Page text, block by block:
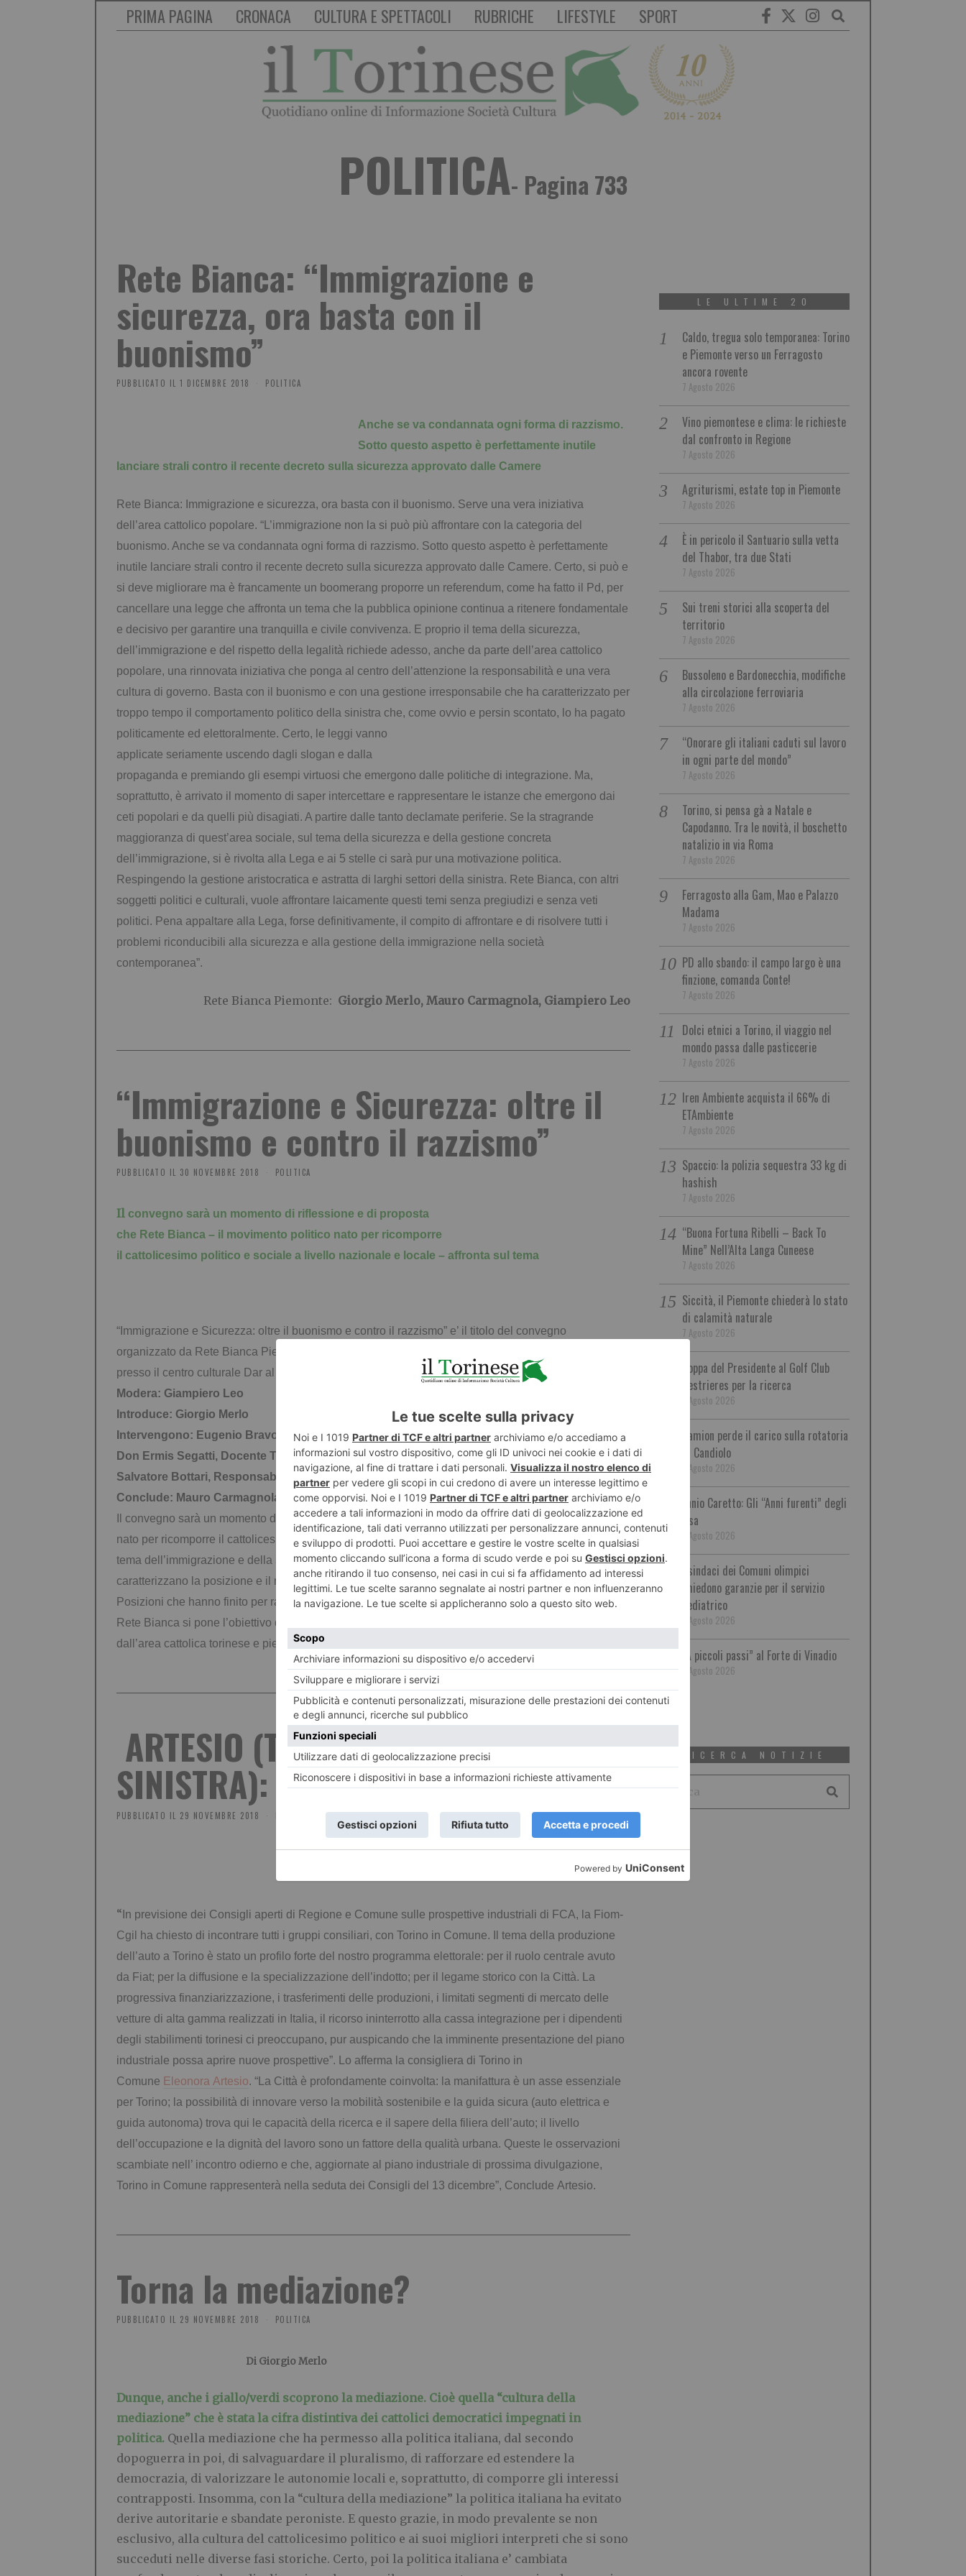
PRIMA PAGINA CRONACA CULTURA E SPETTACOLI RUBRICHE LIFESTYLE SPORT
POLITICA- Pagina 733
Rete Bianca: “Immigrazione e
sicurezza, ora basta con il
buonismo”
PUBBLICATO IL 1 DICEMBRE 2018 POLITICA
Anche se va condannata ogni forma di razzismo.
Sotto questo aspetto è perfettamente inutile
lanciare strali contro il recente decreto sulla sicurezza approvato dalle Camere
Rete Bianca: Immigrazione e sicurezza, ora basta con il buonismo. Serve una vera iniziativa
dell’area cattolico popolare. “L’immigrazione non la si può più affrontare con la categoria del
buonismo. Anche se va condannata ogni forma di razzismo. Sotto questo aspetto è perfettamente
inutile lanciare strali contro il recente decreto sulla sicurezza approvato dalle Camere. Certo, si può e
si deve migliorare ma è francamente un boomerang proporre un referendum, come ha fatto il Pd, per
cancellare una legge che affronta un tema che la pubblica opinione continua a ritenere fondamentale
e decisivo per garantire una tranquilla e civile convivenza. E proprio il tema della sicurezza,
dell’immigrazione e del rispetto della legalità richiede adesso, anche da parte dell’area cattolico
popolare, una rinnovata iniziativa che ponga al centro dell’attenzione la responsabilità e una vera
cultura di governo. Basta con il buonismo e con una gestione irresponsabile che ha caratterizzato per
troppo tempo il comportamento politico della sinistra che, come ovvio e persin scontato, lo ha pagato
politicamente ed elettoralmente. Certo, le leggi vanno
applicate seriamente uscendo dagli slogan e dalla
propaganda e premiando gli esempi virtuosi che emergono dalle politiche di integrazione. Ma,
soprattutto, è arrivato il momento di saper intercettare e rappresentare le istanze che emergono dai
ceti popolari e da quelli più disagiati. A partire dalle tanto declamate periferie. Se la stragrande
maggioranza di quest’area sociale, sul tema della sicurezza e della gestione concreta
dell’immigrazione, si è rivolta alla Lega e ai 5 stelle ci sarà pur una motivazione politica.
Respingendo la gestione aristocratica e astratta di larghi settori della sinistra. Rete Bianca, con altri
soggetti politici e culturali, vuole affrontare laicamente questi temi senza pregiudizi e senza veti
politici. Pena appaltare alla Lega, forse definitivamente, il compito di affrontare e di risolvere tutti i
problemi riconducibili alla sicurezza e alla gestione della immigrazione nella società
contemporanea”.
Rete Bianca Piemonte: Giorgio Merlo, Mauro Carmagnola, Giampiero Leo
“Immigrazione e Sicurezza: oltre il
buonismo e contro il razzismo”
PUBBLICATO IL 30 NOVEMBRE 2018 POLITICA
Il convegno sarà un momento di riflessione e di proposta
che Rete Bianca – il movimento politico nato per ricomporre
il cattolicesimo politico e sociale a livello nazionale e locale – affronta sul tema
“Immigrazione e Sicurezza: oltre il buonismo e contro il razzismo” e’ il titolo del convegno
organizzato da Rete Bianca Piemonte che si terrà sabato 1 dicembre a partire dalle 9,30 a Torino
presso il centro culturale Dar al Hikma di via Fiochetto 15.
Modera: Giampiero Leo
Introduce: Giorgio Merlo
Intervengono: Eugenio Bravo segretario generale Siulp Torino
Don Ermis Segatti, Docente Teologie Extraeuropee. Facoltà Teologica.
Salvatore Bottari, Responsabile Servizio Immigrazione e Asilo. Comune di Torino.
Conclude: Mauro Carmagnola
Il convegno sarà un momento di riflessione e di proposta che Rete Bianca – il movimento politico
nato per ricomporre il cattolicesimo politico e sociale a livello nazionale e locale – affronta sul
tema dell’immigrazione e della sicurezza superando i luoghi comuni che da troppo tempo
caratterizzano la posizione e il ruolo dei cattolici italiani quando affrontano questi argomenti.
Posizioni che hanno finito per rafforzare, comprensibilmente, il progetto e la proposta della Lega.
Rete Bianca si pone l’obiettivo di iniziare ad invertire questa tendenza. A cominciare, appunto,
dall’area cattolica torinese e piemontese.
ARTESIO (TORINO IN COMUNE – LA
SINISTRA): IL FUTURO DI FCA
PUBBLICATO IL 29 NOVEMBRE 2018
“ In previsione dei Consigli aperti di Regione e Comune sulle prospettive industriali di FCA, la Fiom-
Cgil ha chiesto di incontrare tutti i gruppi consiliari, con Torino in Comune. Il tema della produzione
dell’auto a Torino è stato un profilo forte del nostro programma elettorale: per il ruolo centrale avuto
da Fiat; per la diffusione e la specializzazione dell’indotto; per il legame storico con la Città. La
progressiva finanziarizzazione, i trasferimenti delle produzioni, i limitati segmenti di mercato delle
vetture di alta gamma realizzati in Italia, il ricorso ininterrotto alla cassa integrazione per i dipendenti
degli stabilimenti torinesi ci preoccupano, pur auspicando che la imminente presentazione del piano
industriale possa aprire nuove prospettive”. Lo afferma la consigliera di Torino in
Comune Eleonora Artesio. “La Città è profondamente coinvolta: la manifattura è un asse essenziale
per Torino; la possibilità di innovare verso la mobilità sostenibile e la guida sicura (auto elettrica e
guida autonoma) trova qui le capacità della ricerca e il sapere della filiera dell’auto; il livello
dell’occupazione e la dignità del lavoro sono un fattore della qualità urbana. Queste le osservazioni
scambiate nell’ incontro odierno e che, aggiornate al piano industriale di prossima divulgazione,
Torino in Comune rappresenterà nella seduta dei Consigli del 13 dicembre”, Conclude Artesio.
Torna la mediazione?
PUBBLICATO IL 29 NOVEMBRE 2018 POLITICA
Di Giorgio Merlo
Dunque, anche i giallo/verdi scoprono la mediazione. Cioè quella “cultura della
mediazione” che è stata la cifra distintiva dei cattolici democratici impegnati in
politica. Quella mediazione che ha permesso alla politica italiana, dal secondo
dopoguerra in poi, di salvaguardare il pluralismo, di rafforzare ed estendere la
democrazia, di valorizzare le autonomie locali e, soprattutto, di comporre gli interessi
contrapposti. Insomma, con la “cultura della mediazione” la politica italiana ha evitato
derive autoritarie e sbandate peroniste. E questo grazie, in modo prevalente se non
esclusivo, alla cultura del cattolicesimo politico e ai suoi migliori interpreti che si sono
succeduti nelle diverse fasi storiche. Certo, poi la politica italiana e’ cambiata
LE ULTIME 20
Caldo, tregua solo temporanea: Torino
e Piemonte verso un Ferragosto
ancora rovente
7 Agosto 2026
Vino piemontese e clima: le richieste
dal confronto in Regione
7 Agosto 2026
Agriturismi, estate top in Piemonte
7 Agosto 2026
È in pericolo il Santuario sulla vetta
del Thabor, tra due Stati
7 Agosto 2026
Sui treni storici alla scoperta del
territorio
7 Agosto 2026
Bussoleno e Bardonecchia, modifiche
alla circolazione ferroviaria
7 Agosto 2026
“Onorare gli italiani caduti sul lavoro
in ogni parte del mondo”
7 Agosto 2026
Torino, si pensa gà a Natale e
Capodanno. Tra le novità, il boschetto
natalizio in via Roma
7 Agosto 2026
Ferragosto alla Gam, Mao e Palazzo
Madama
7 Agosto 2026
PD allo sbando: il campo largo è una
finzione, comanda Conte!
7 Agosto 2026
Dolci etnici a Torino, il viaggio nel
mondo passa dalle pasticcerie
7 Agosto 2026
Iren Ambiente acquista il 66% di
ETAmbiente
7 Agosto 2026
Spaccio: la polizia sequestra 33 kg di
hashish
7 Agosto 2026
“Buona Fortuna Ribelli – Back To
Mine” Nell’Alta Langa Cuneese
7 Agosto 2026
Siccità, il Piemonte chiederà lo stato
di calamità naturale
7 Agosto 2026
Coppa del Presidente al Golf Club
Sestrieres per la ricerca
7 Agosto 2026
Camion perde il carico sulla rotatoria
di Candiolo
7 Agosto 2026
Ennio Caretto: Gli “Anni furenti” degli
Usa
7 Agosto 2026
I sindaci dei Comuni olimpici
chiedono garanzie per il servizio
pediatrico
7 Agosto 2026
“A piccoli passi” al Forte di Vinadio
7 Agosto 2026
RICERCA NOTIZIE